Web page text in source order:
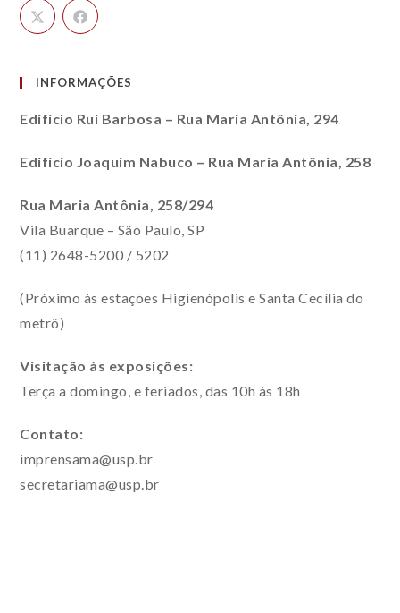
INFORMAÇÕES
Edifício Rui Barbosa – Rua Maria Antônia, 294
Edifício Joaquim Nabuco – Rua Maria Antônia, 258
Rua Maria Antônia, 258/294
Vila Buarque – São Paulo, SP
(11) 2648-5200 / 5202
(Próximo às estações Higienópolis e Santa Cecília do
metrô)
Visitação às exposições:
Terça a domingo, e feriados, das 10h às 18h
Contato:
imprensama@usp.br
secretariama@usp.br